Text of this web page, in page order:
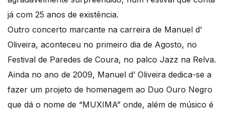
já com 25 anos de existência.
Outro concerto marcante na carreira de Manuel d’
Oliveira, aconteceu no primeiro dia de Agosto, no
Festival de Paredes de Coura, no palco Jazz na Relva.
Ainda no ano de 2009, Manuel d’ Oliveira dedica-se a
fazer um projeto de homenagem ao Duo Ouro Negro
que dá o nome de “MUXIMA” onde, além de músico é